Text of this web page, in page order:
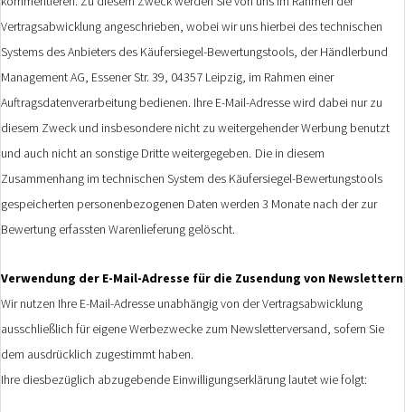
Vertragsabwicklung angeschrieben, wobei wir uns hierbei des technischen
Systems des Anbieters des Käufersiegel-Bewertungstools, der Händlerbund
Management AG, Essener Str. 39, 04357 Leipzig, im Rahmen einer
Auftragsdatenverarbeitung bedienen. Ihre E-Mail-Adresse wird dabei nur zu
diesem Zweck und insbesondere nicht zu weitergehender Werbung benutzt
und auch nicht an sonstige Dritte weitergegeben. Die in diesem
Zusammenhang im technischen System des Käufersiegel-Bewertungstools
gespeicherten personenbezogenen Daten werden 3 Monate nach der zur
Bewertung erfassten Warenlieferung gelöscht.
Verwendung der E-Mail-Adresse für die Zusendung von Newslettern
Wir nutzen Ihre E-Mail-Adresse unabhängig von der Vertragsabwicklung
ausschließlich für eigene Werbezwecke zum Newsletterversand, sofern Sie
dem ausdrücklich zugestimmt haben.
Ihre diesbezüglich abzugebende Einwilligungserklärung lautet wie folgt: